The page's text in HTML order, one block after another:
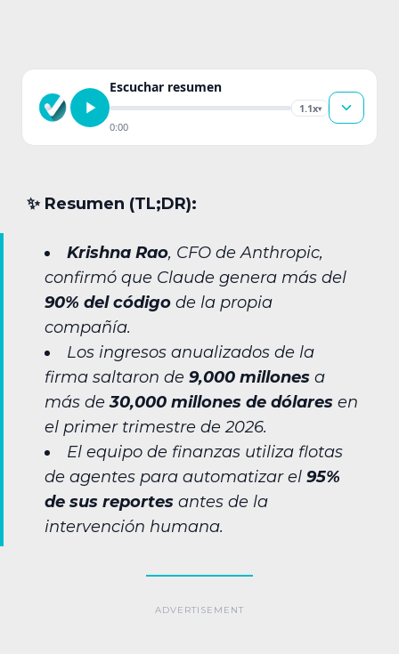
Escuchar resumen
1.1x▾
0:00
✨︎ Resumen (TL;DR):
Krishna Rao, CFO de Anthropic,
confirmó que Claude genera más del
90% del código de la propia
compañía.
Los ingresos anualizados de la
firma saltaron de 9,000 millones a
más de30,000 millones de dólares en
el primer trimestre de 2026.
El equipo de finanzas utiliza flotas
de agentes para automatizar el 95%
de sus reportes antes de la
intervención humana.